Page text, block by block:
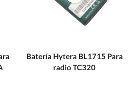
Batería Hytera BL1715 Para
radio TC320